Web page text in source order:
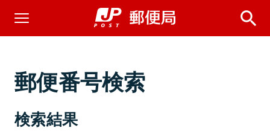
郵便番号検索
検索結果